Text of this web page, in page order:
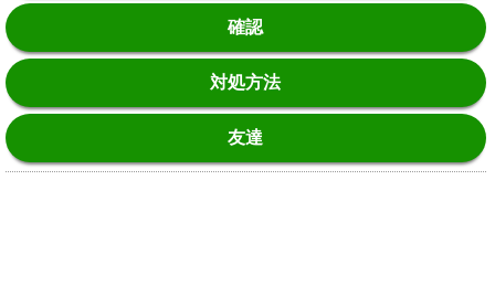
確認
対処方法
友達